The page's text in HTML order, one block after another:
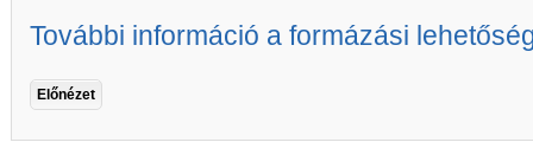
További információ a formázási